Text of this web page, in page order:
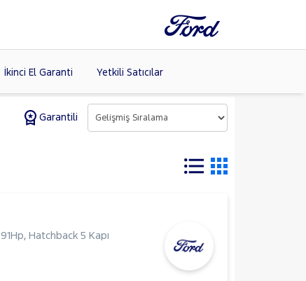
İkinci El Garanti Yetkili Satıcılar
Garantili
91Hp, Hatchback 5 Kapı